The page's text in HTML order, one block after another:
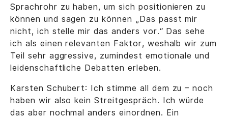
Sprachrohr zu haben, um sich positionieren zu
können und sagen zu können „Das passt mir
nicht, ich stelle mir das anders vor.“ Das sehe
ich als einen relevanten Faktor, weshalb wir zum
Teil sehr aggressive, zumindest emotionale und
leidenschaftliche Debatten erleben.
Karsten Schubert: Ich stimme all dem zu – noch
haben wir also kein Streitgespräch. Ich würde
das aber nochmal anders einordnen. Ein